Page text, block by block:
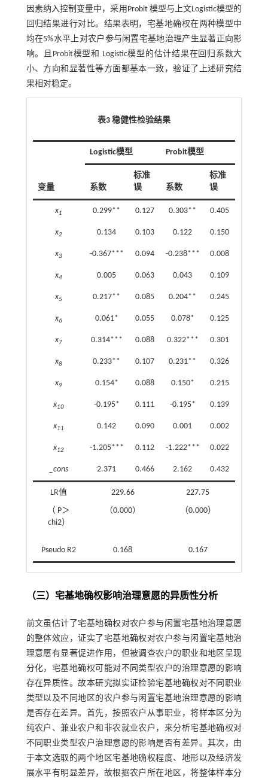
因素纳入控制变量中，采用Probit 模型与上文Logistic模型的
回归结果进行对比。结果表明，宅基地确权在两种模型中
均在5%水平上对农户参与闲置宅基地治理产生显著正向影
响。且Probit模型和 Logistic模型的估计结果在回归系数大
小、方向和显著性等方面都基本一致，验证了上述研究结
果相对稳定。
表3 稳健性检验结果
变量
Logistic模型 Probit模型
系数
标准
误
系数
标准
误
x1 0.299** 0.127 0.303** 0.405
x2 0.134 0.103 0.122 0.150
x3 -0.367*** 0.094 -0.238*** 0.008
x4 0.005 0.063 0.043 0.109
x5 0.217** 0.085 0.204** 0.245
x6 0.061* 0.055 0.078* 0.125
x7 0.314*** 0.088 0.322*** 0.301
x8 0.233** 0.107 0.231** 0.326
x9 0.154* 0.088 0.150* 0.215
x10 -0.195* 0.111 -0.195* 0.139
x11 0.142 0.090 0.001 0.002
x12 -1.205*** 0.112 -1.222*** 0.022
_cons 2.371 0.466 2.162 0.432
LR值
（ P＞
chi2）
229.66
（0.000）
227.75
（0.000）
Pseudo R2 0.168 0.167
（三）宅基地确权影响治理意愿的异质性分析
前文虽估计了宅基地确权对农户参与闲置宅基地治理意愿
的整体效应，证实了宅基地确权对农户参与闲置宅基地治
理意愿有显著促进作用，但被调查农户的职业和地区呈现
分化，宅基地确权可能对不同类型农户的治理意愿的影响
存在异质性。故本研究拟实证检验宅基地确权对不同职业
类型以及不同地区的农户参与闲置宅基地治理意愿的影响
是否存在差异。首先，按照农户从事职业，将样本区分为
纯农户、兼业农户和非农就业农户，来分析宅基地确权对
不同职业类型农户治理意愿的影响是否有差异。其次，由
于本文选取的两个地区宅基地确权程度、地形以及经济发
展水平有明显差异，故根据农户所在地区，将整体样本分